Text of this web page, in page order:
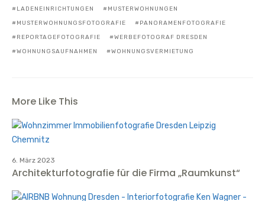
LADENEINRICHTUNGEN
MUSTERWOHNUNGEN
MUSTERWOHNUNGSFOTOGRAFIE
PANORAMENFOTOGRAFIE
REPORTAGEFOTOGRAFIE
WERBEFOTOGRAF DRESDEN
WOHNUNGSAUFNAHMEN
WOHNUNGSVERMIETUNG
More Like This
6. März 2023
Architekturfotografie für die Firma „Raumkunst“